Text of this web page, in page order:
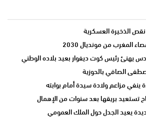
نقص الذخيرة العسكرية
المغرب من مونديال 2030
يهنئ رئيس كوت ديفوار بعيد بلاده الوطني
الصافي بالحوزية
مزاعم ولادة سيدة أمام بوابته
تستعيد بريقها بعد سنوات من الإهمال
يعيد الجدل حول الملك العمومي